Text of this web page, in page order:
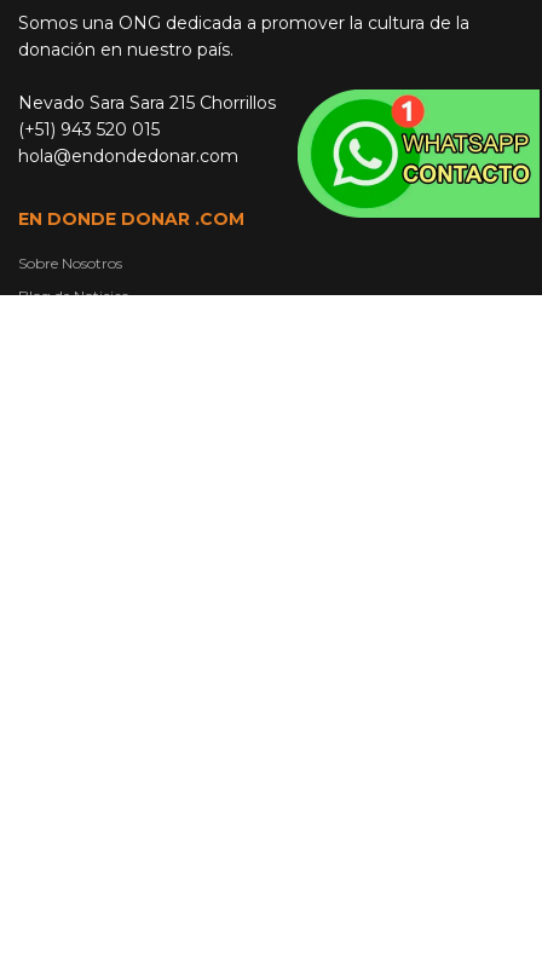
Somos una ONG dedicada a promover la cultura de la
donación en nuestro país.
Nevado Sara Sara 215 Chorrillos
(+51) 943 520 015
hola@endondedonar.com
EN DONDE DONAR .COM
Sobre Nosotros
Blog de Noticias